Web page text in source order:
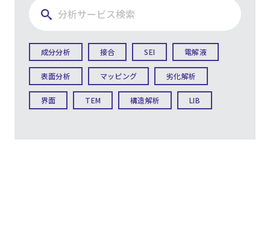
成分分析 接合 SEI 電解液
表面分析 マッピング 劣化解析
界面 TEM 構造解析 LIB